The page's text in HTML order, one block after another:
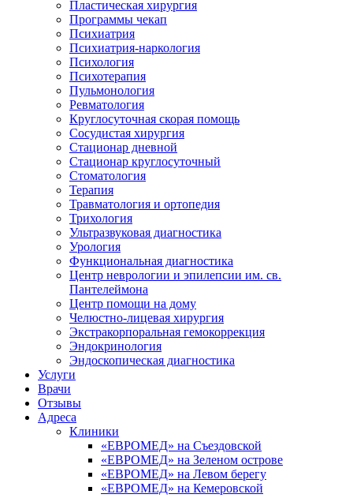
Пластическая хирургия
Программы чекап
Психиатрия
Психиатрия-наркология
Психология
Психотерапия
Пульмонология
Ревматология
Круглосуточная скорая помощь
Сосудистая хирургия
Стационар дневной
Стационар круглосуточный
Стоматология
Терапия
Травматология и ортопедия
Трихология
Ультразвуковая диагностика
Урология
Функциональная диагностика
Центр неврологии и эпилепсии им. св.
Пантелеймона
Центр помощи на дому
Челюстно-лицевая хирургия
Экстракорпоральная гемокоррекция
Эндокринология
Эндоскопическая диагностика
Услуги
Врачи
Отзывы
Адреса
Клиники
«ЕВРОМЕД» на Съездовской
«ЕВРОМЕД» на Зеленом острове
«ЕВРОМЕД» на Левом берегу
«ЕВРОМЕД» на Кемеровской